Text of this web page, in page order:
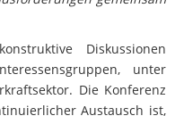
gemeinsam
Diskussionen
unter
Die Konferenz